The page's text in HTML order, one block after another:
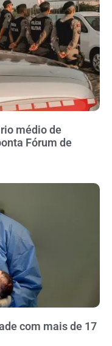
médio de
Fórum de
com mais de 17